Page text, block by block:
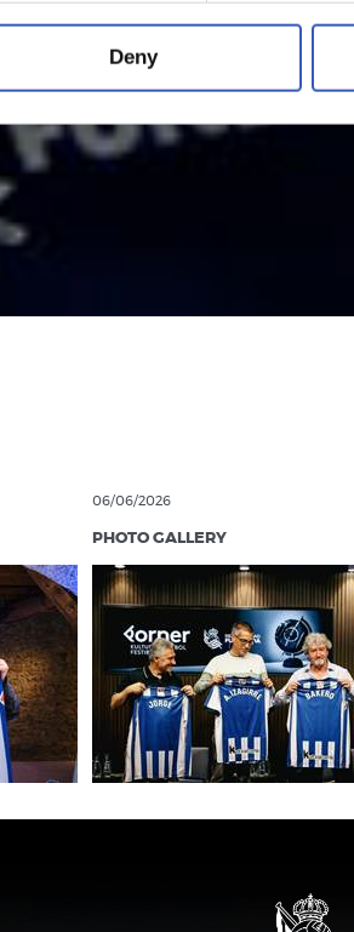
Deny
06/06/2026
PHOTO GALLERY